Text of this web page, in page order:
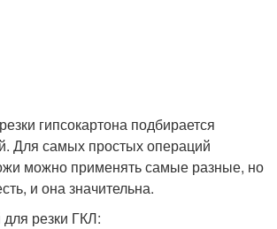
гипсокартона подбирается
Для самых простых операций
можно применять самые разные, но
и она значительна.
резки ГКЛ: